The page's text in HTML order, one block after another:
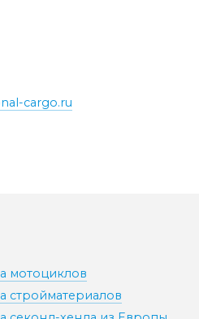
cargo.ru
мотоциклов
стройматериалов